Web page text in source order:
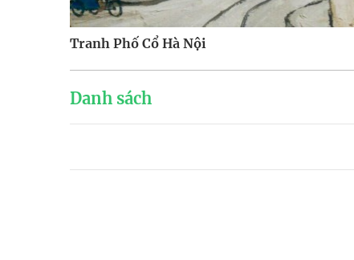
Tranh Phố Cổ Hà Nội
Danh sách